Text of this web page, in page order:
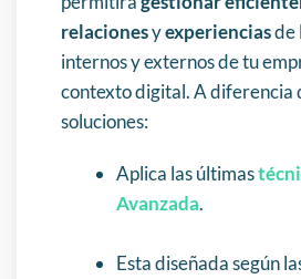
relacionesyexperienciasde
internos y externos de tu
contexto digital.A diferencia
soluciones:
Aplica las últimas
Avanzada.
Esta diseñada según